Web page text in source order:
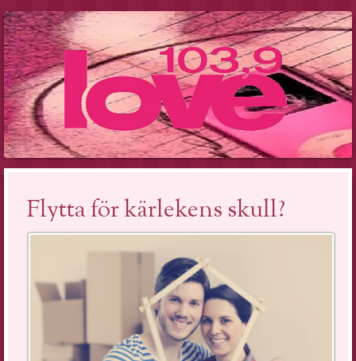
Flytta för kärlekens skull?